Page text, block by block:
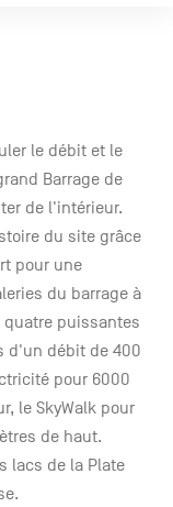
le débit et le
Barrage de
de l'intérieur.
du site grâce
pour une
du barrage à
quatre puissantes
d'un débit de 400
pour 6000
le SkyWalk pour
de haut.
lacs de la Plate